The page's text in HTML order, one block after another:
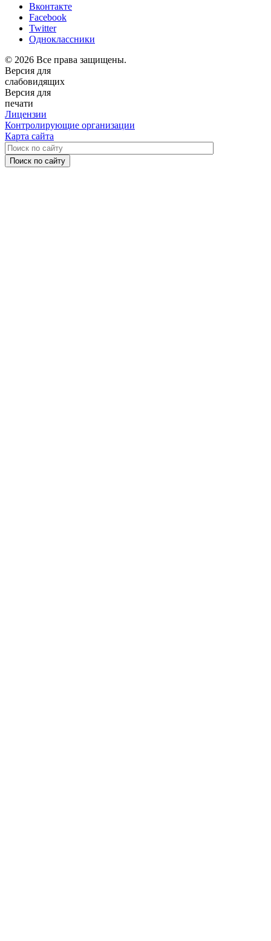
Вконтакте
Facebook
Twitter
Одноклассники
© 2026 Все права защищены.
Версия для
слабовидящих
Версия для
печати
Лицензии
Контролирующие организации
Карта сайта
Поиск по сайту